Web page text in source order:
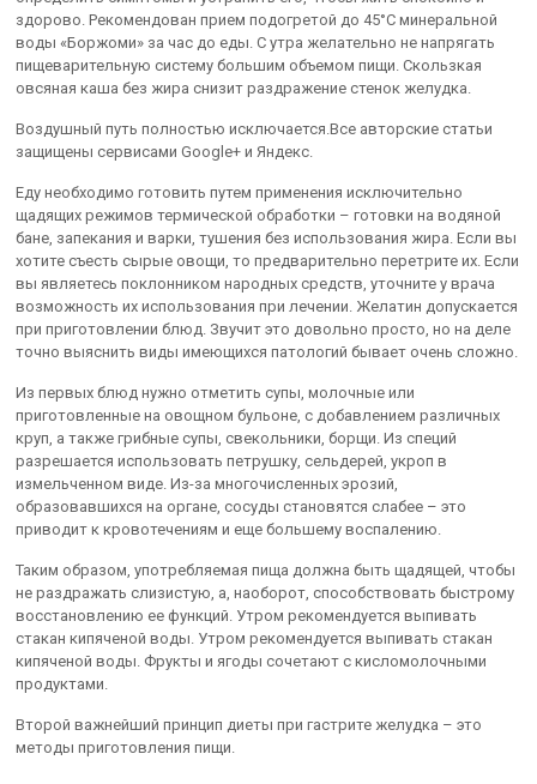
здорово. Рекомендован прием подогретой до 45°С минеральной
воды «Боржоми» за час до еды. С утра желательно не напрягать
пищеварительную систему большим объемом пищи. Скользкая
овсяная каша без жира снизит раздражение стенок желудка.
Воздушный путь полностью исключается.Все авторские статьи
защищены сервисами Google+ и Яндекс.
Еду необходимо готовить путем применения исключительно
щадящих режимов термической обработки – готовки на водяной
бане, запекания и варки, тушения без использования жира. Если вы
хотите съесть сырые овощи, то предварительно перетрите их. Если
вы являетесь поклонником народных средств, уточните у врача
возможность их использования при лечении. Желатин допускается
при приготовлении блюд. Звучит это довольно просто, но на деле
точно выяснить виды имеющихся патологий бывает очень сложно.
Из первых блюд нужно отметить супы, молочные или
приготовленные на овощном бульоне, с добавлением различных
круп, а также грибные супы, свекольники, борщи. Из специй
разрешается использовать петрушку, сельдерей, укроп в
измельченном виде. Из-за многочисленных эрозий,
образовавшихся на органе, сосуды становятся слабее – это
приводит к кровотечениям и еще большему воспалению.
Таким образом, употребляемая пища должна быть щадящей, чтобы
не раздражать слизистую, а, наоборот, способствовать быстрому
восстановлению ее функций. Утром рекомендуется выпивать
стакан кипяченой воды. Утром рекомендуется выпивать стакан
кипяченой воды. Фрукты и ягоды сочетают с кисломолочными
продуктами.
Второй важнейший принцип диеты при гастрите желудка – это
методы приготовления пищи.